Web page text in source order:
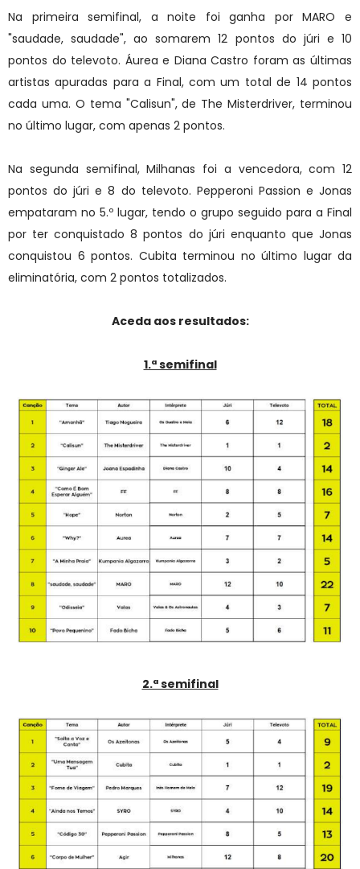
Na primeira semifinal, a noite foi ganha por MARO e
"saudade, saudade", ao somarem 12 pontos do júri e 10
pontos do televoto. Áurea e Diana Castro foram as últimas
artistas apuradas para a Final, com um total de 14 pontos
cada uma. O tema "Calisun", de The Misterdriver, terminou
no último lugar, com apenas 2 pontos.
Na segunda semifinal, Milhanas foi a vencedora, com 12
pontos do júri e 8 do televoto. Pepperoni Passion e Jonas
empataram no 5.º lugar, tendo o grupo seguido para a Final
por ter conquistado 8 pontos do júri enquanto que Jonas
conquistou 6 pontos. Cubita terminou no último lugar da
eliminatória, com 2 pontos totalizados.
Aceda aos resultados:
1.ª semifinal
2.ª semifinal